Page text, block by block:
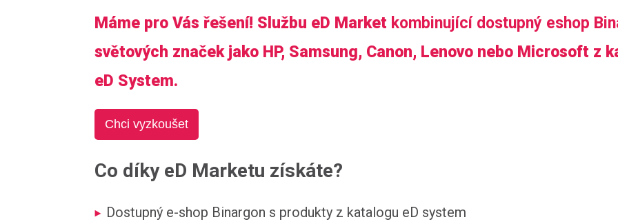
Máme pro Vás řešení! Službu eD Market kombinující dostupný eshop
světových značek jako HP, Samsung, Canon, Lenovo nebo Microsoft z
eD System.
Chci vyzkoušet
Co díky eD Marketu získáte?
Dostupný e-shop Binargon s produkty z katalogu eD system